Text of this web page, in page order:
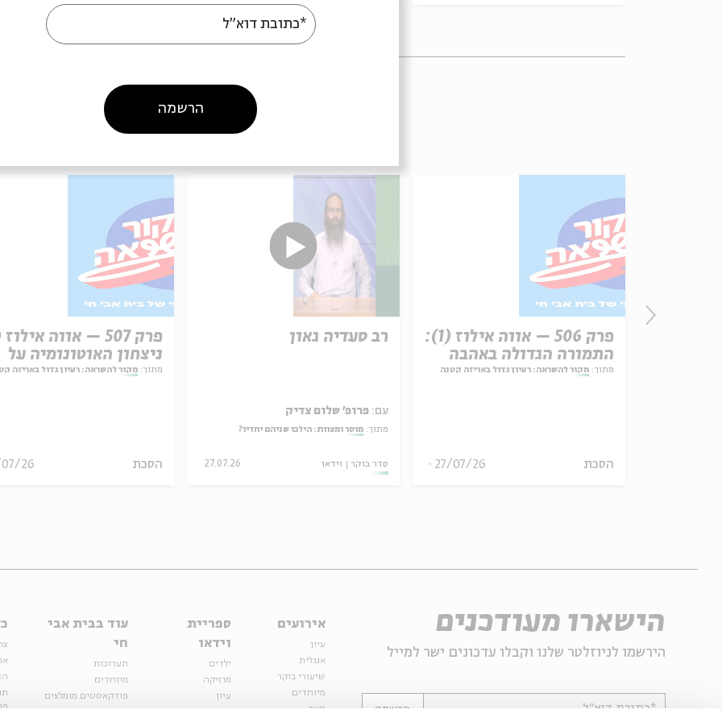
עוד בבית אבי חי
ניצחון האוטונומיה על
המחויבות
מתוך: מקור להשראה: רעיון גדול באריזה
הסכת 26
רב סעדיה גאון
עם: פרופ' שלום צדיק
מתוך: מוסר ומצוות: הילכו שניהם יחדיו?
סדר בוקר וידאו 27.07.26
פרק 506 – אווה אילוז (1):
התמורה הגדולה באהבה
מתוך: מקור להשראה: רעיון גדול באריזה קטנה
הסכת 27/07/26
הישארו מעודכנים
הירשמו לניוזלטר שלנו וקבלו עדכונים ישר למייל
*כתובת דוא"ל הרשמה
אירועים
עיון
אנגלית
שיעורי בוקר
מיוחדים
נוער
ספריית
וידאו
ילדים
מוזיקה
עיון
עוד בבית אבי
חי
תערוכות
מיוחדים
פודקאסטים מומלצים
*כתובת דוא"ל
הרשמה